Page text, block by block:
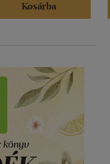
Kosárba